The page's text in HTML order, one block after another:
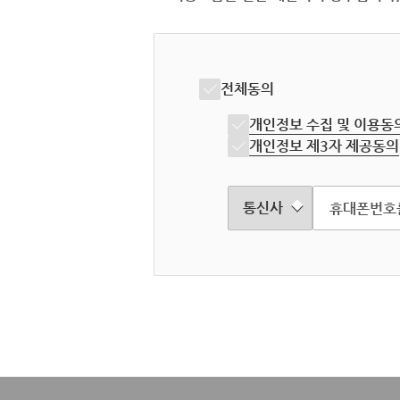
전체동의
개인정보 수집 및 이용동
개인정보 제3자 제공동의